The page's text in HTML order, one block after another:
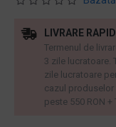
LIVRARE
Termenul de
3 zile lucratoare.
zile lucratoare
cazul
peste 550 RON